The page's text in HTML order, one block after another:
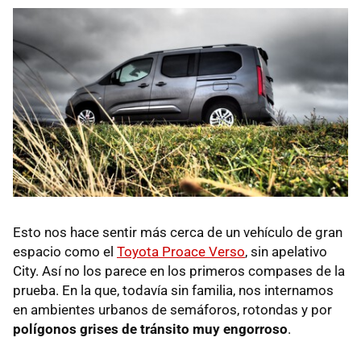
Esto nos hace sentir más cerca de un vehículo de gran
espacio como el Toyota Proace Verso, sin apelativo
City. Así no los parece en los primeros compases de la
prueba. En la que, todavía sin familia, nos internamos
en ambientes urbanos de semáforos, rotondas y por
polígonos grises de tránsito muy engorroso.